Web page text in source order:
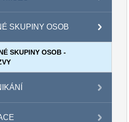
SKUPINY OSOB
SKUPINY OSOB -